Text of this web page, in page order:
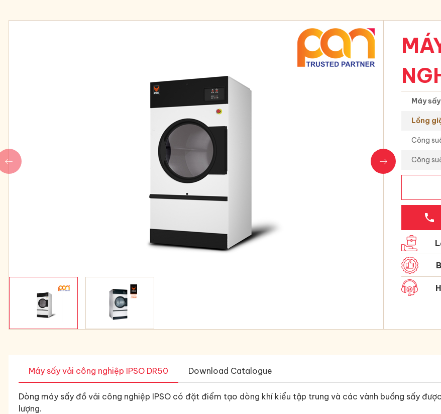
Chất gia tăng độ kiềm
Chất trung hòa gốc acid
Chất xả vải
Xà bông giặt dạng bột
Hóa chất hồ vải Công nghiệp
Máy
Lồng
Công
Công
phone
Máy sấy vải công nghiệp IPSO DR50 Download Catalogue
Dòng máy sấy đồ vải công nghiệp IPSO có đặt điểm tạo dòng khí kiểu tập trung và các vành buồng sấy
lượng.